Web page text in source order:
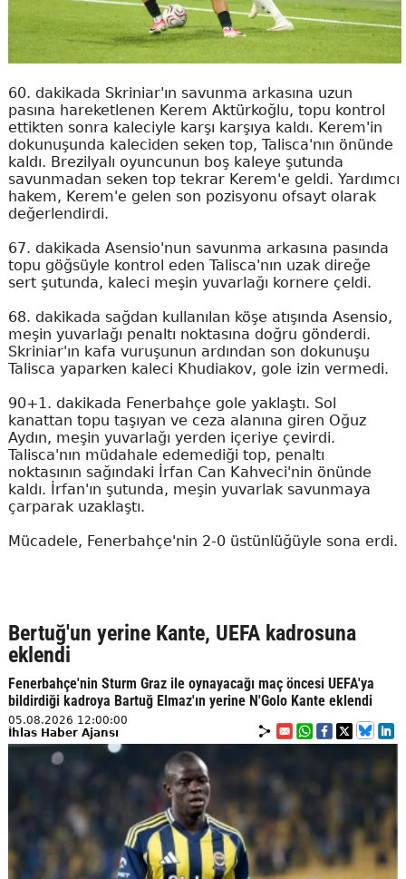
60. dakikada Skriniar'ın savunma arkasına uzun
pasına hareketlenen Kerem Aktürkoğlu, topu kontrol
ettikten sonra kaleciyle karşı karşıya kaldı. Kerem'in
dokunuşunda kaleciden seken top, Talisca'nın önünde
kaldı. Brezilyalı oyuncunun boş kaleye şutunda
savunmadan seken top tekrar Kerem'e geldi. Yardımcı
hakem, Kerem'e gelen son pozisyonu ofsayt olarak
değerlendirdi.
67. dakikada Asensio'nun savunma arkasına pasında
topu göğsüyle kontrol eden Talisca'nın uzak direğe
sert şutunda, kaleci meşin yuvarlağı kornere çeldi.
68. dakikada sağdan kullanılan köşe atışında Asensio,
meşin yuvarlağı penaltı noktasına doğru gönderdi.
Skriniar'ın kafa vuruşunun ardından son dokunuşu
Talisca yaparken kaleci Khudiakov, gole izin vermedi.
90+1. dakikada Fenerbahçe gole yaklaştı. Sol
kanattan topu taşıyan ve ceza alanına giren Oğuz
Aydın, meşin yuvarlağı yerden içeriye çevirdi.
Talisca'nın müdahale edemediği top, penaltı
noktasının sağındaki İrfan Can Kahveci'nin önünde
kaldı. İrfan'ın şutunda, meşin yuvarlak savunmaya
çarparak uzaklaştı.
Mücadele, Fenerbahçe'nin 2-0 üstünlüğüyle sona erdi.
Bertuğ'un yerine Kante, UEFA kadrosuna
eklendi
Fenerbahçe'nin Sturm Graz ile oynayacağı maç öncesi UEFA'ya
bildirdiği kadroya Bartuğ Elmaz'ın yerine N'Golo Kante eklendi
05.08.2026 12:00:00
İhlas Haber Ajansı